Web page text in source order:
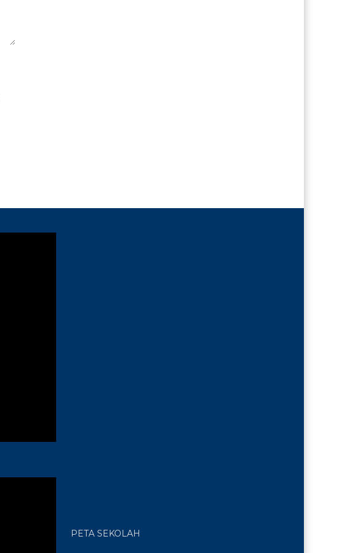
PETA SEKOLAH